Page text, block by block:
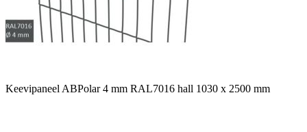
Keevipaneel ABPolar 4 mm RAL7016 hall 1030 x 2500 mm